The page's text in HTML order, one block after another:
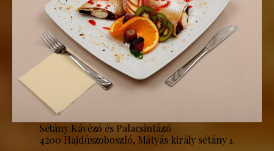
Sétány Kávézó és Palacsintázó
4200 Hajdúszoboszló, Mátyás király sétány 1.